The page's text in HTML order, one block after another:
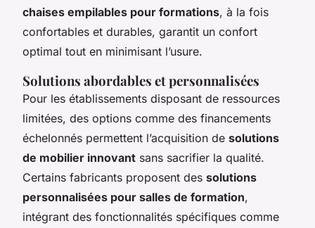
chaises empilables pour formations, à la fois
confortables et durables, garantit un confort
optimal tout en minimisant l’usure.
Solutions abordables et personnalisées
Pour les établissements disposant de ressources
limitées, des options comme des financements
échelonnés permettent l’acquisition de solutions
de mobilier innovant sans sacrifier la qualité.
Certains fabricants proposent des solutions
personnalisées pour salles de formation,
intégrant des fonctionnalités spécifiques comme